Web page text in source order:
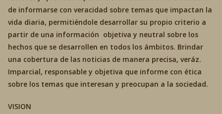
de informarse con veracidad sobre temas que impactan la
vida diaria, permitiéndole desarrollar su propio criterio a
partir de una información objetiva y neutral sobre los
hechos que se desarrollen en todos los ámbitos. Brindar
una cobertura de las noticias de manera precisa, veráz.
Imparcial, responsable y objetiva que informe con ética
sobre los temas que interesan y preocupan a la sociedad.
VISION